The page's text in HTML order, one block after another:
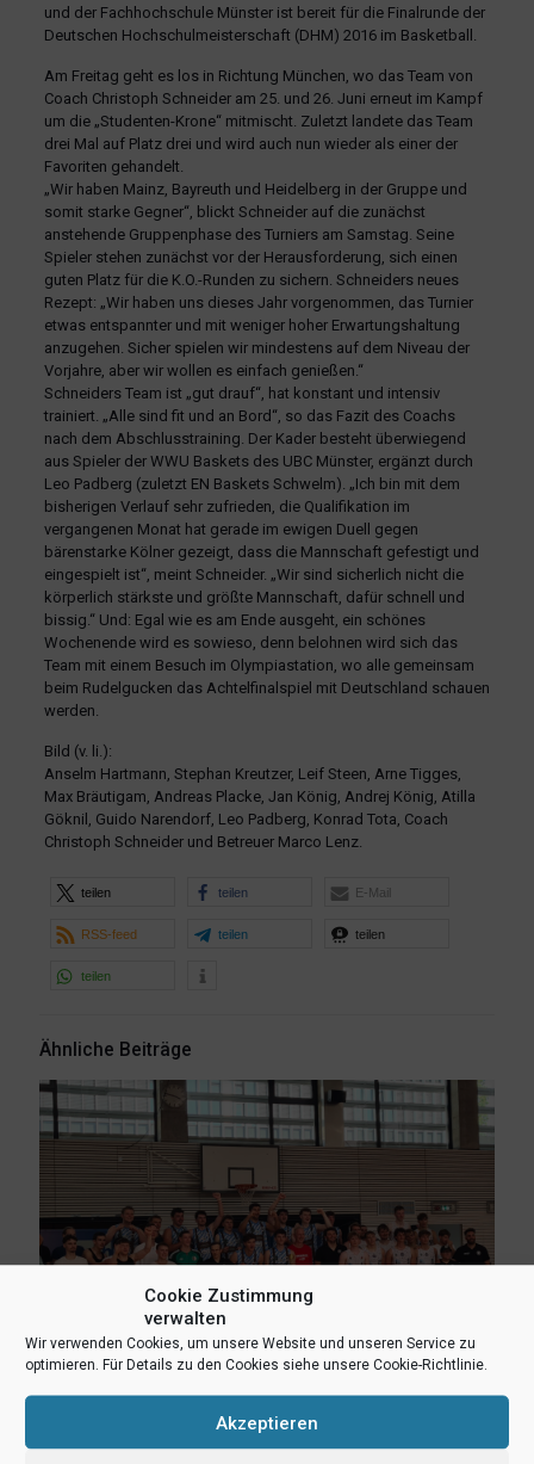
Cookie Zustimmung
verwalten
Wir verwenden Cookies, um unsere Website und unseren Service zu
optimieren. Für Details zu den Cookies siehe unsere Cookie-Richtlinie.
Akzeptieren
und der Fachhochschule Münster ist bereit für die Finalrunde der
Deutschen Hochschulmeisterschaft (DHM) 2016 im Basketball.
Am Freitag geht es los in Richtung München, wo das Team von
Coach Christoph Schneider am 25. und 26. Juni erneut im Kampf
um die „Studenten-Krone“ mitmischt. Zuletzt landete das Team
drei Mal auf Platz drei und wird auch nun wieder als einer der
Favoriten gehandelt.
„Wir haben Mainz, Bayreuth und Heidelberg in der Gruppe und
somit starke Gegner“, blickt Schneider auf die zunächst
anstehende Gruppenphase des Turniers am Samstag. Seine
Spieler stehen zunächst vor der Herausforderung, sich einen
guten Platz für die K.O.-Runden zu sichern. Schneiders neues
Rezept: „Wir haben uns dieses Jahr vorgenommen, das Turnier
etwas entspannter und mit weniger hoher Erwartungshaltung
anzugehen. Sicher spielen wir mindestens auf dem Niveau der
Vorjahre, aber wir wollen es einfach genießen.“
Schneiders Team ist „gut drauf“, hat konstant und intensiv
trainiert. „Alle sind fit und an Bord“, so das Fazit des Coachs
nach dem Abschlusstraining. Der Kader besteht überwiegend
aus Spieler der WWU Baskets des UBC Münster, ergänzt durch
Leo Padberg (zuletzt EN Baskets Schwelm). „Ich bin mit dem
bisherigen Verlauf sehr zufrieden, die Qualifikation im
vergangenen Monat hat gerade im ewigen Duell gegen
bärenstarke Kölner gezeigt, dass die Mannschaft gefestigt und
eingespielt ist“, meint Schneider. „Wir sind sicherlich nicht die
körperlich stärkste und größte Mannschaft, dafür schnell und
bissig.“ Und: Egal wie es am Ende ausgeht, ein schönes
Wochenende wird es sowieso, denn belohnen wird sich das
Team mit einem Besuch im Olympiastation, wo alle gemeinsam
beim Rudelgucken das Achtelfinalspiel mit Deutschland schauen
werden.
Bild (v. li.):
Anselm Hartmann, Stephan Kreutzer, Leif Steen, Arne Tigges,
Max Bräutigam, Andreas Placke, Jan König, Andrej König, Atilla
Göknil, Guido Narendorf, Leo Padberg, Konrad Tota, Coach
Christoph Schneider und Betreuer Marco Lenz.
teilen teilen E-Mail
RSS-feed teilen teilen
teilen
Ähnliche Beiträge